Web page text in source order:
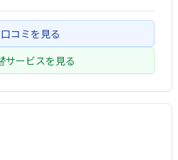
お気軽にご相談ください。
口コミを見る
サービスを見る